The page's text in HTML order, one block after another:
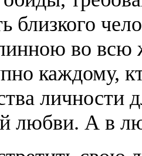
близкого
во всю
каждому,
личности
любви. А в